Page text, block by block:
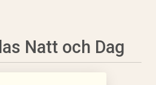
Natt och Dag